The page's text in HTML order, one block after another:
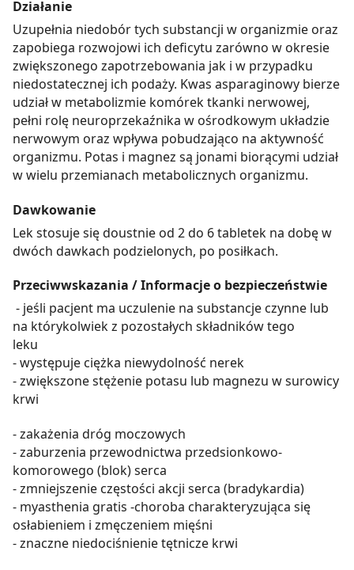
Działanie
Uzupełnia niedobór tych substancji w organizmie oraz
zapobiega rozwojowi ich deficytu zarówno w okresie
zwiększonego zapotrzebowania jak i w przypadku
niedostatecznej ich podaży. Kwas asparaginowy bierze
udział w metabolizmie komórek tkanki nerwowej,
pełni rolę neuroprzekaźnika w ośrodkowym układzie
nerwowym oraz wpływa pobudzająco na aktywność
organizmu. Potas i magnez są jonami biorącymi udział
w wielu przemianach metabolicznych organizmu.
Dawkowanie
Lek stosuje się doustnie od 2 do 6 tabletek na dobę w
dwóch dawkach podzielonych, po posiłkach.
Przeciwwskazania / Informacje o bezpieczeństwie
- jeśli pacjent ma uczulenie na substancje czynne lub
na którykolwiek z pozostałych składników tego
leku
- występuje ciężka niewydolność nerek
- zwiększone stężenie potasu lub magnezu w surowicy
krwi
- zakażenia dróg moczowych
- zaburzenia przewodnictwa przedsionkowo-
komorowego (blok) serca
- zmniejszenie częstości akcji serca (bradykardia)
- myasthenia gratis -choroba charakteryzująca się
osłabieniem i zmęczeniem mięśni
- znaczne niedociśnienie tętnicze krwi